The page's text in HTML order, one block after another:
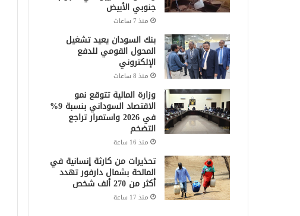
جنوبي الأبيض
منذ 7 ساعات
بنك السودان يعيد تشغيل
المحول القومي للدفع
الإلكتروني
منذ 8 ساعات
وزارة المالية تتوقع نمو
الاقتصاد السوداني بنسبة 9%
في 2026 واستمرار تراجع
التضخم
منذ 16 ساعة
تحذيرات من كارثة إنسانية في
المالحة بشمال دارفور تهدد
أكثر من 270 ألف شخص
منذ 17 ساعة